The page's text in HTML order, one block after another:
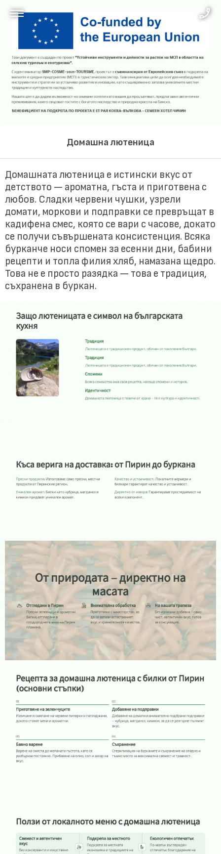
Домашна лютеница
Домашната лютеница е истински вкус от
детството — ароматна, гъста и приготвена с
любов. Сладки червени чушки, узрели
домати, моркови и подправки се превръщат в
кадифена смес, която се вари с часове, докато
се получи съвършената консистенция. Всяка
бурканче носи спомен за есенни дни, бабини
рецепти и топла филия хляб, намазана щедро.
Това не е просто разядка — това е традиция,
съхранена в буркан.